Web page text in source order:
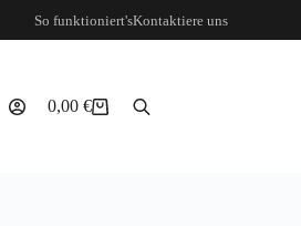
So funktioniert'sKontaktiere uns
Warenkorb
0,00 €